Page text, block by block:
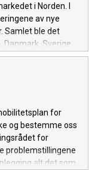
i Norden. I
av nye
Samlet ble det
Danmark, Sverige
for
og bestemme oss
for
problemstillingene
alt det som